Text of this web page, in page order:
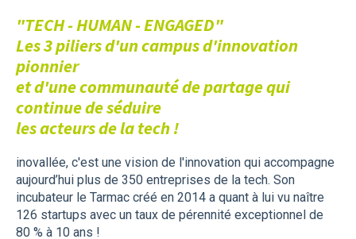
"TECH - HUMAN - ENGAGED"
Les 3 piliers d'un campus d'innovation
pionnier
et d'une communauté de partage qui
continue de séduire
les acteurs de la tech !
inovallée, c'est une vision de l'innovation qui accompagne
aujourd’hui plus de 350 entreprises de la tech. Son
incubateur le Tarmac créé en 2014 a quant à lui vu naître
126 startups avec un taux de pérennité exceptionnel de
80 % à 10 ans !